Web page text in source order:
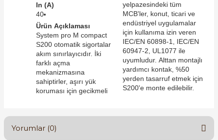
Yol Vericiler
In (A)
40
Ürün Açıklaması
System pro M compact
S200 otomatik sigortalar
akım sınırlayıcıdır. İki
farklı açma
mekanizmasına
sahiptirler, aşırı yük
koruması için gecikmeli
yelpazesindeki tüm
MCB'ler, konut, ticari ve
endüstriyel uygulamalar
için kullanıma izin veren
IEC/EN 60898-1, IEC/EN
60947-2, UL1077 ile
uyumludur. Alttan montajlı
yardımcı kontak, %50
yerden tasarruf etmek için
S200'e monte edilebilir.
Yorumlar (0)